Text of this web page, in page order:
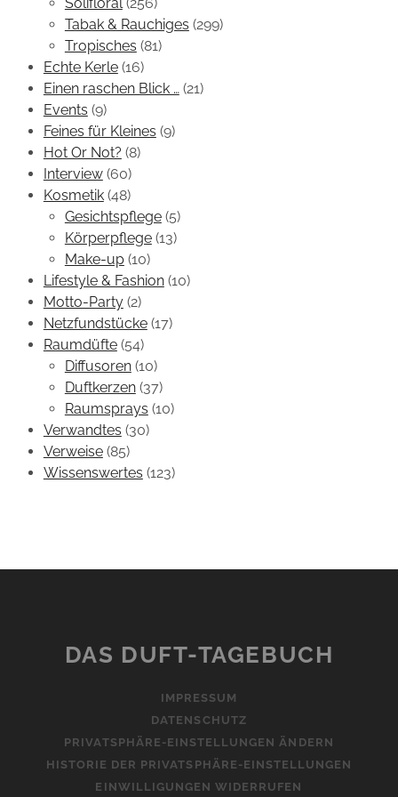
Tabak & Rauchiges (299)
Tropisches (81)
Echte Kerle(16)
Einen raschen Blick …(21)
Events (9)
Feines für Kleines (9)
Hot Or Not? (8)
Interview(60)
Kosmetik(48)
Gesichtspflege(5)
Körperpflege(13)
Make-up(10)
Lifestyle & Fashion(10)
Motto-Party(2)
Netzfundstücke(17)
Raumdüfte(54)
Diffusoren(10)
Duftkerzen(37)
Raumsprays (10)
Verwandtes (30)
Verweise(85)
Wissenswertes (123)
DAS DUFT-TAGEBUCH
IMPRESSUM
DATENSCHUTZ
PRIVATSPHÄRE-EINSTELLUNGEN ÄNDERN
HISTORIE DER PRIVATSPHÄRE-EINSTELLUNGEN
EINWILLIGUNGEN WIDERRUFEN